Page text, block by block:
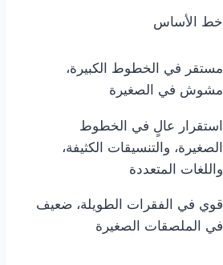
خط الأساس
مستقر في الخطوط الكبيرة،
مشوش في الصغيرة
استقرار عالٍ في الخطوط
الصغيرة، والتنسيقات الكثيفة،
واللغات المتعددة
قوي في الفقرات الطويلة، ضعيف
في الملصقات الصغيرة